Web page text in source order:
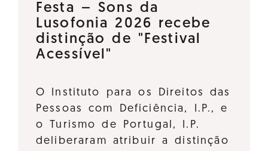
Festa – Sons da
Lusofonia 2026 recebe
distinção de "Festival
Acessível"
O Instituto para os Direitos das
Pessoas com Deficiência, I.P., e
o Turismo de Portugal, I.P.
deliberaram atribuir a distinção